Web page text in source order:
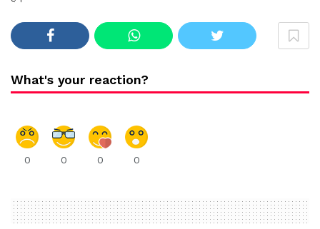
What's your reaction?
0 0 0 0